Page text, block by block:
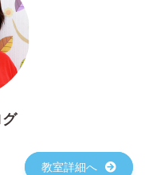
教室詳細へ